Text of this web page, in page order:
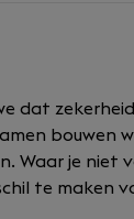
dat
Waar je niet
te maken